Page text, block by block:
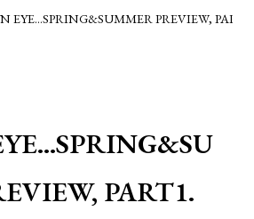
EYE…SPRING&SUMMER PREVIEW, PART1.
PART1.